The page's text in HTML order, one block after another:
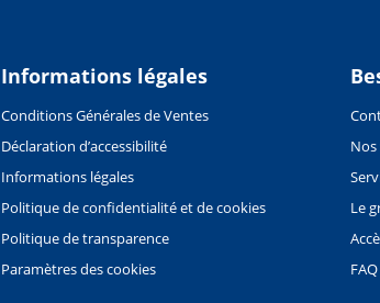
Informations légales
Conditions Générales de Ventes
Déclaration d’accessibilité
Informations légales
Politique de confidentialité et de cookies
Politique de transparence
Paramètres des cookies
Nos
Le
FAQ